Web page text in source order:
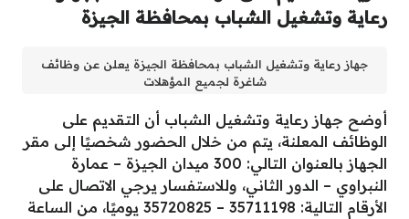
رعاية وتشغيل الشباب بمحافظة الجيزة
جهاز رعاية وتشغيل الشباب بمحافظة الجيزة يعلن عن وظائف
شاغرة لجميع المؤهلات
أوضح جهاز رعاية وتشغيل الشباب أن التقديم على
الوظائف المعلنة، يتم من خلال الحضور شخصيًا إلى مقر
الجهاز بالعنوان التالي: 300 ميدان الجيزة – عمارة
النبراوي – الدور الثاني، وللاستفسار يرجي الاتصال على
الأرقام التالية: 35711198 – 35720825 يوميًا، من الساعة